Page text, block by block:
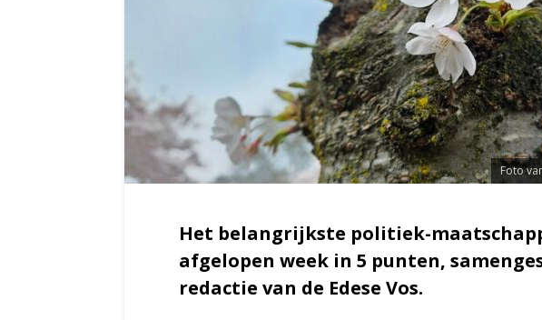
Foto
Het belangrijkste politiek-
afgelopen week in 5 punten,
redactie van de Edese Vos.